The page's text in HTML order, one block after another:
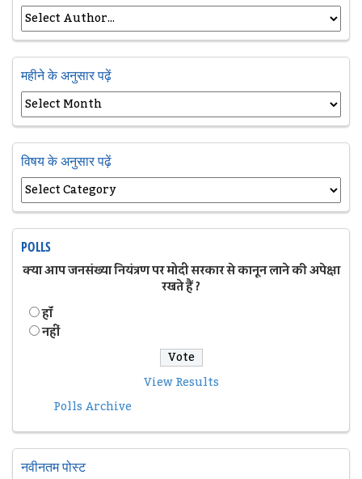
महीने के अनुसार पढ़ें
विषय के अनुसार पढ़ें
POLLS
क्या आप जनसंख्या नियंत्रण पर मोदी सरकार से कानून लाने की अपेक्षा
रखते हैं ?
हॉं
नहीं
View Results
Polls Archive
नवीनतम पोस्ट